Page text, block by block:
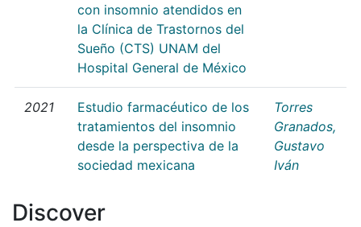
con insomnio atendidos en
la Clínica de Trastornos del
Sueño (CTS) UNAM del
Hospital General de México
2021
Estudio farmacéutico de los
tratamientos del insomnio
desde la perspectiva de la
sociedad mexicana
Torres
Granados,
Gustavo
Iván
Discover